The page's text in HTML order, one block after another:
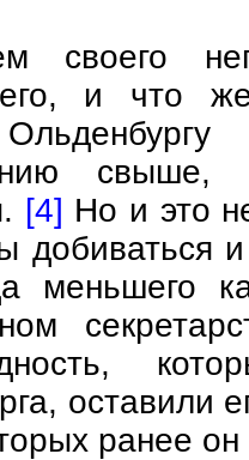
своего
и что
свыше,
[4] Но и это
добиваться
меньшего
оставили
ранее